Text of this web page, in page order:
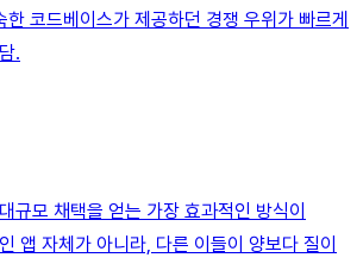
한 코드베이스가 제공하던 경쟁 우위가 빠르게
.
규모 채택을 얻는 가장 효과적인 방식이
앱 자체가 아니라, 다른 이들이 양보다 질이